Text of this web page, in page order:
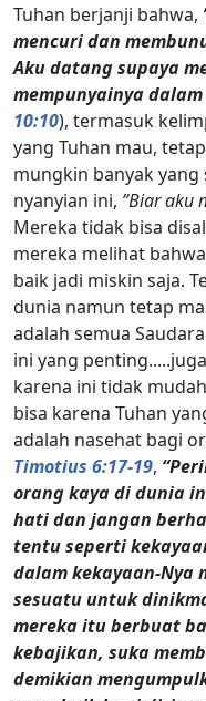
Tuhan berjanji bahwa,
mencuri dan
Aku datang supaya
mempunyainya
10:10), termasuk
yang Tuhan mau,
mungkin banyak
nyanyian ini, ”Biar aku
Mereka tidak bisa
mereka melihat
baik jadi miskin saja.
dunia namun tetap
adalah semua
ini yang
karena ini tidak
bisa karena Tuhan
adalah nasehat bagi
Timotius 6:17-19,
orang kaya di dunia
hati dan jangan
tentu seperti
dalam kekayaan-Nya
sesuatu untuk
mereka itu berbuat
kebajikan, suka
demikian